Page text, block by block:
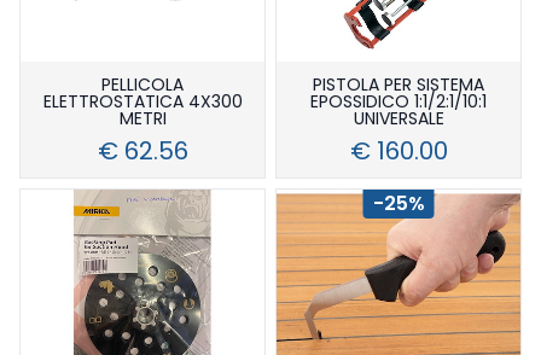
PELLICOLA
ELETTROSTATICA 4X300
METRI
€ 62.56
PISTOLA PER SISTEMA
EPOSSIDICO 1:1/2:1/10:1
UNIVERSALE
€ 160.00
-25%